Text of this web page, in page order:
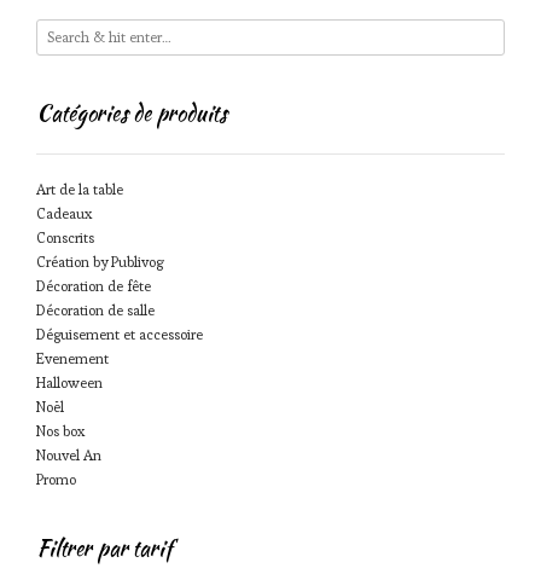
Catégories de produits
Art de la table
Cadeaux
Conscrits
Création by Publivog
Décoration de fête
Décoration de salle
Déguisement et accessoire
Evenement
Halloween
Noël
Nos box
Nouvel An
Promo
Filtrer par tarif